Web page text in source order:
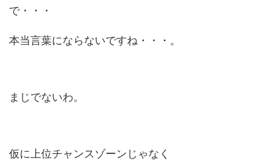
で・・・
本当言葉にならないですね・・・。
まじでないわ。
仮に上位チャンスゾーンじゃなく